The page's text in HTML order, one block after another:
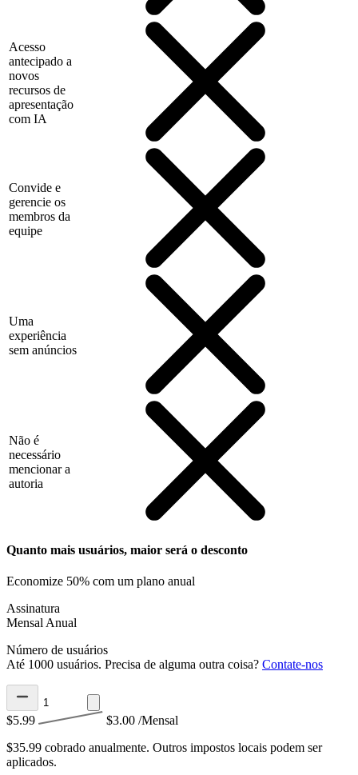
Acesso
antecipado a
novos
recursos de
apresentação
com IA
Convide e
gerencie os
membros da
equipe
Uma
experiência
sem anúncios
Não é
necessário
mencionar a
autoria
Quanto mais usuários, maior será o desconto
Economize 50% com um plano anual
Assinatura
Mensal Anual
Número de usuários
Até 1000 usuários. Precisa de alguma outra coisa? Contate-nos
$5.99 $3.00 /Mensal
$35.99 cobrado anualmente. Outros impostos locais podem ser
aplicados.